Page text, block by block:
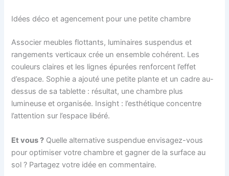
Idées déco et agencement pour une petite chambre
Associer meubles flottants, luminaires suspendus et
rangements verticaux crée un ensemble cohérent. Les
couleurs claires et les lignes épurées renforcent l’effet
d’espace. Sophie a ajouté une petite plante et un cadre au-
dessus de sa tablette : résultat, une chambre plus
lumineuse et organisée. Insight : l’esthétique concentre
l’attention sur l’espace libéré.
Et vous ? Quelle alternative suspendue envisagez-vous
pour optimiser votre chambre et gagner de la surface au
sol ? Partagez votre idée en commentaire.